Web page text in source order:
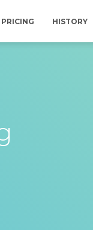
PRICING HISTORY